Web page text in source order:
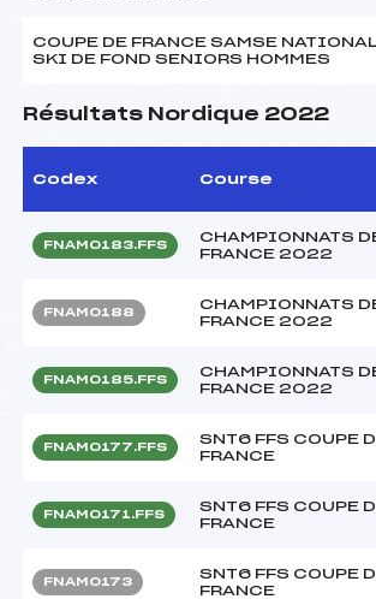
COUPE DE FRANCE SAMSE
SKI DE FOND SENIORS HOMMES
Résultats Nordique 2022
Codex Course
FNAM0183.FFS
CHAMPIONNATS
FRANCE 2022
FNAM0188
CHAMPIONNATS
FRANCE 2022
FNAM0185.FFS
CHAMPIONNATS
FRANCE 2022
FNAM0177.FFS
SNT6 FFS COUPE
FRANCE
FNAM0171.FFS
SNT6 FFS COUPE
FRANCE
FNAM0173
SNT6 FFS COUPE
FRANCE